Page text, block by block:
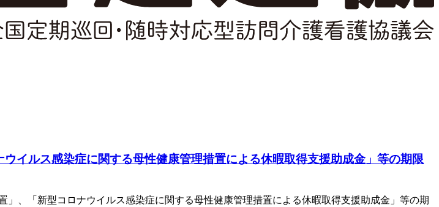
イルス感染症に関する母性健康管理措置による休暇取得支援助成金」等の期限
、「新型コロナウイルス感染症に関する母性健康管理措置による休暇取得支援助成金」等の期